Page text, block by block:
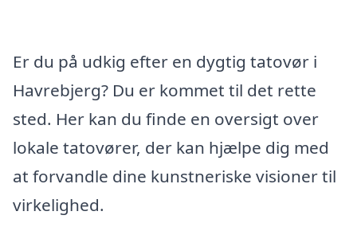
Er du på udkig efter en dygtig tatovør i
Havrebjerg? Du er kommet til det rette
sted. Her kan du finde en oversigt over
lokale tatovører, der kan hjælpe dig med
at forvandle dine kunstneriske visioner til
virkelighed.